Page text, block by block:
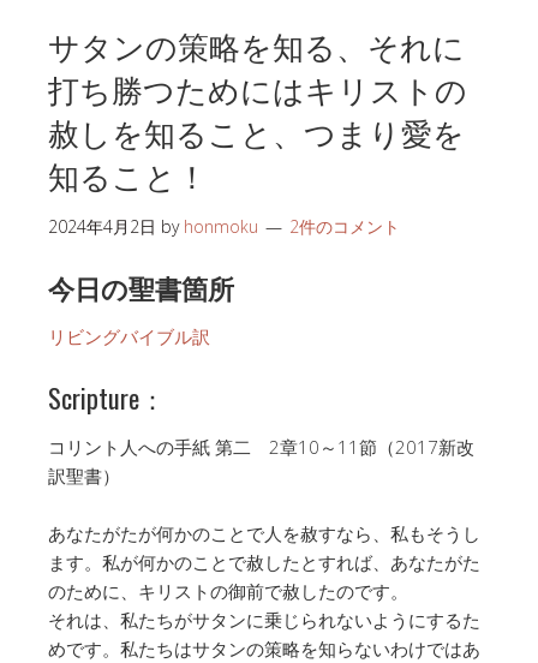
サタンの策略を知る、それに
打ち勝つためにはキリストの
赦しを知ること、つまり愛を
知ること！
2024年4月2日 by honmoku 2件のコメント
今日の聖書箇所
リビングバイブル訳
Scripture：
コリント人への手紙 第二 2章10～11節（2017新改
訳聖書）
あなたがたが何かのことで人を赦すなら、私もそうし
ます。私が何かのことで赦したとすれば、あなたがた
のために、キリストの御前で赦したのです。
それは、私たちがサタンに乗じられないようにするた
めです。私たちはサタンの策略を知らないわけではあ